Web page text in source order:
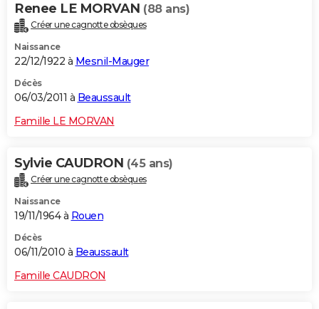
Renee LE MORVAN (88 ans)
Créer une cagnotte obsèques
Naissance
22/12/1922 à Mesnil-Mauger
Décès
06/03/2011 à Beaussault
Famille LE MORVAN
Sylvie CAUDRON (45 ans)
Créer une cagnotte obsèques
Naissance
19/11/1964 à Rouen
Décès
06/11/2010 à Beaussault
Famille CAUDRON